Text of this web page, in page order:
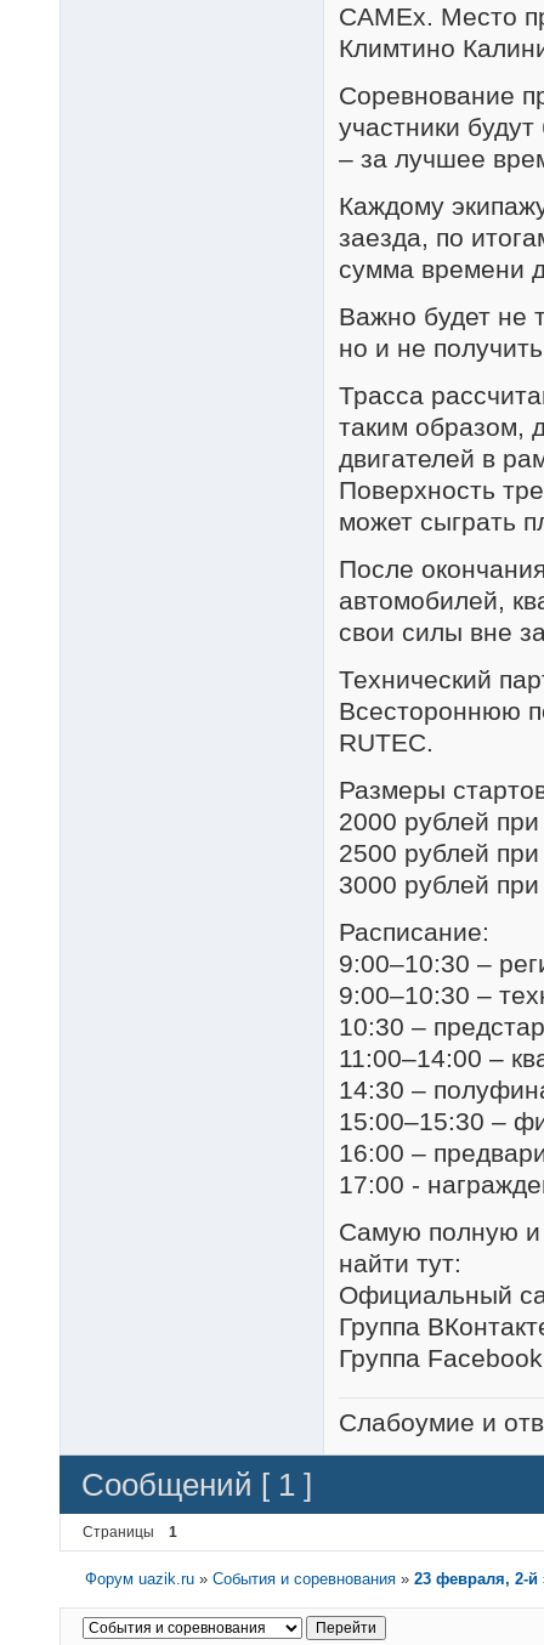
CAMEx. Место
Климтино
Соревнование
участники
– за лучшее
Каждому
заезда, по
сумма времени
Важно будет не
но и не
Трасса
таким образом,
двигателей в
Поверхность
может сыграть
После
автомобилей,
свои силы вне
Технический
Всестороннюю
RUTEC.
Размеры
2000 рублей
2500 рублей
3000 рублей
Расписание:
9:00–10:30 –
9:00–10:30 –
10:30 –
11:00–14:00 –
14:30 –
15:00–15:30 –
16:00 –
17:00 -
Самую полную
найти тут:
Официальный
Группа
Группа
Слабоумие и
Сообщений [ 1 ]
Страницы 1
Форум uazik.ru » События и соревнования » 23 февраля, 2-й